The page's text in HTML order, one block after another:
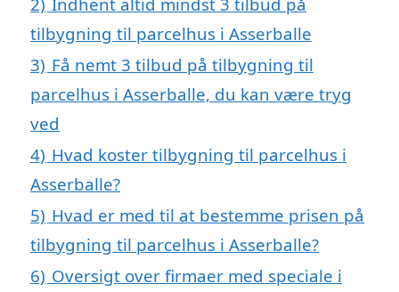
tilbygning til parcelhus i Asserballe
3) Få nemt 3 tilbud på tilbygning til
parcelhus i Asserballe, du kan være tryg
ved
4) Hvad koster tilbygning til parcelhus i
Asserballe?
5) Hvad er med til at bestemme prisen på
tilbygning til parcelhus i Asserballe?
6) Oversigt over firmaer med speciale i